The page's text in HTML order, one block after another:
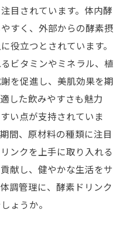
目されています。体内酵
すく、外部からの酵素摂
役立つとされています。
ビタミンやミネラル、植
を促進し、美肌効果を期
した飲みやすさも魅力
い点が支持されていま
間、原材料の種類に注目
ンクを上手に取り入れる
献し、健やかな生活をサ
調管理に、酵素ドリンク
ょうか。